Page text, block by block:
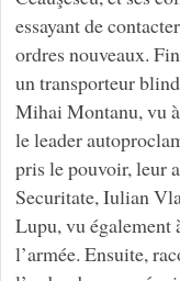
essayant de
ordres nouveaux.
un transporteur
Mihai Montanu, vu
le leader
pris le pouvoir, leur
Securitate, Iulian
Lupu, vu également
l’armée. Ensuite,